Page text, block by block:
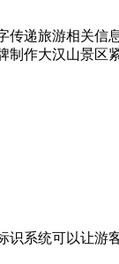
递旅游相关信
作大汉山景区
系统可以让游